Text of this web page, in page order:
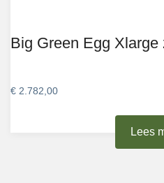
Lees
Big Green Egg Xlarge
€ 2.782,00